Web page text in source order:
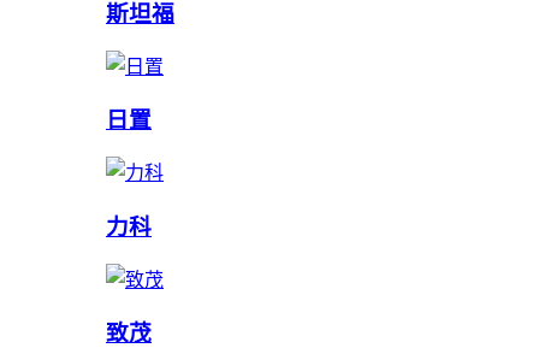
斯坦福
日置
力科
致茂